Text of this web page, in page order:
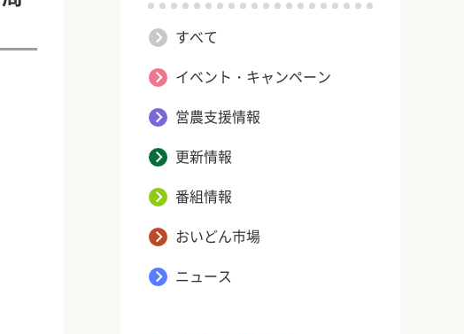
すべて
イベント・キャンペーン
営農支援情報
更新情報
番組情報
おいどん市場
ニュース